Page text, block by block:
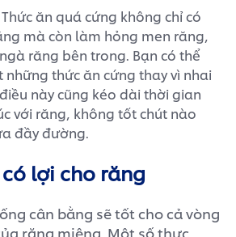
ăn quá cứng không chỉ có
mà còn làm hỏng men răng,
răng bên trong. Bạn có thể
những thức ăn cứng thay vì nhai
này cũng kéo dài thời gian
với răng, không tốt chút nào
đầy đường.
lợi cho răng
cân bằng sẽ tốt cho cả vòng
răng miệng. Một số thực